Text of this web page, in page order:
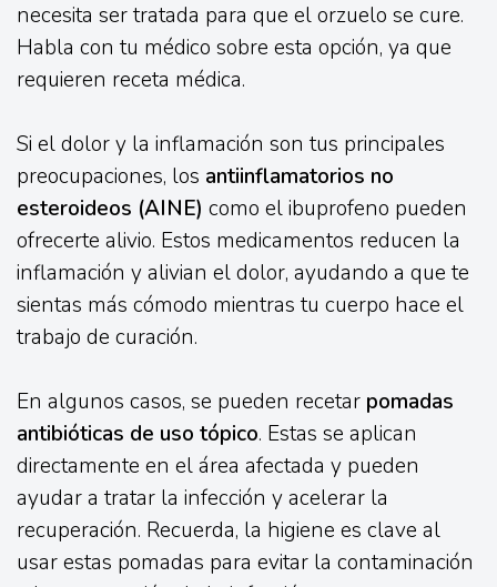
necesita ser tratada para que el orzuelo se cure.
Habla con tu médico sobre esta opción, ya que
requieren receta médica.
Si el dolor y la inflamación son tus principales
preocupaciones, los antiinflamatorios no
esteroideos (AINE) como el ibuprofeno pueden
ofrecerte alivio. Estos medicamentos reducen la
inflamación y alivian el dolor, ayudando a que te
sientas más cómodo mientras tu cuerpo hace el
trabajo de curación.
En algunos casos, se pueden recetar pomadas
antibióticas de uso tópico. Estas se aplican
directamente en el área afectada y pueden
ayudar a tratar la infección y acelerar la
recuperación. Recuerda, la higiene es clave al
usar estas pomadas para evitar la contaminación